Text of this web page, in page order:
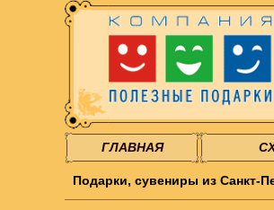
ГЛАВНАЯ
Подарки, сувениры из Санкт-